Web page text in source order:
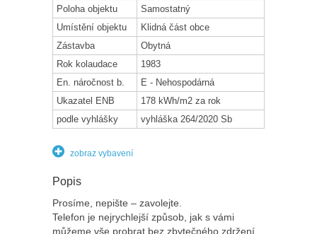
Poloha objektu
Samostatný
Umístění objektu
Klidná část obce
Zástavba
Obytná
Rok kolaudace
1983
En. náročnost b.
E - Nehospodárná
Ukazatel ENB
178 kWh/m2 za rok
podle vyhlášky
vyhláška 264/2020 Sb
zobraz vybavení
Popis
Prosíme, nepište – zavolejte.
Telefon je nejrychlejší způsob, jak s vámi
můžeme vše probrat bez zbytečného zdržení.